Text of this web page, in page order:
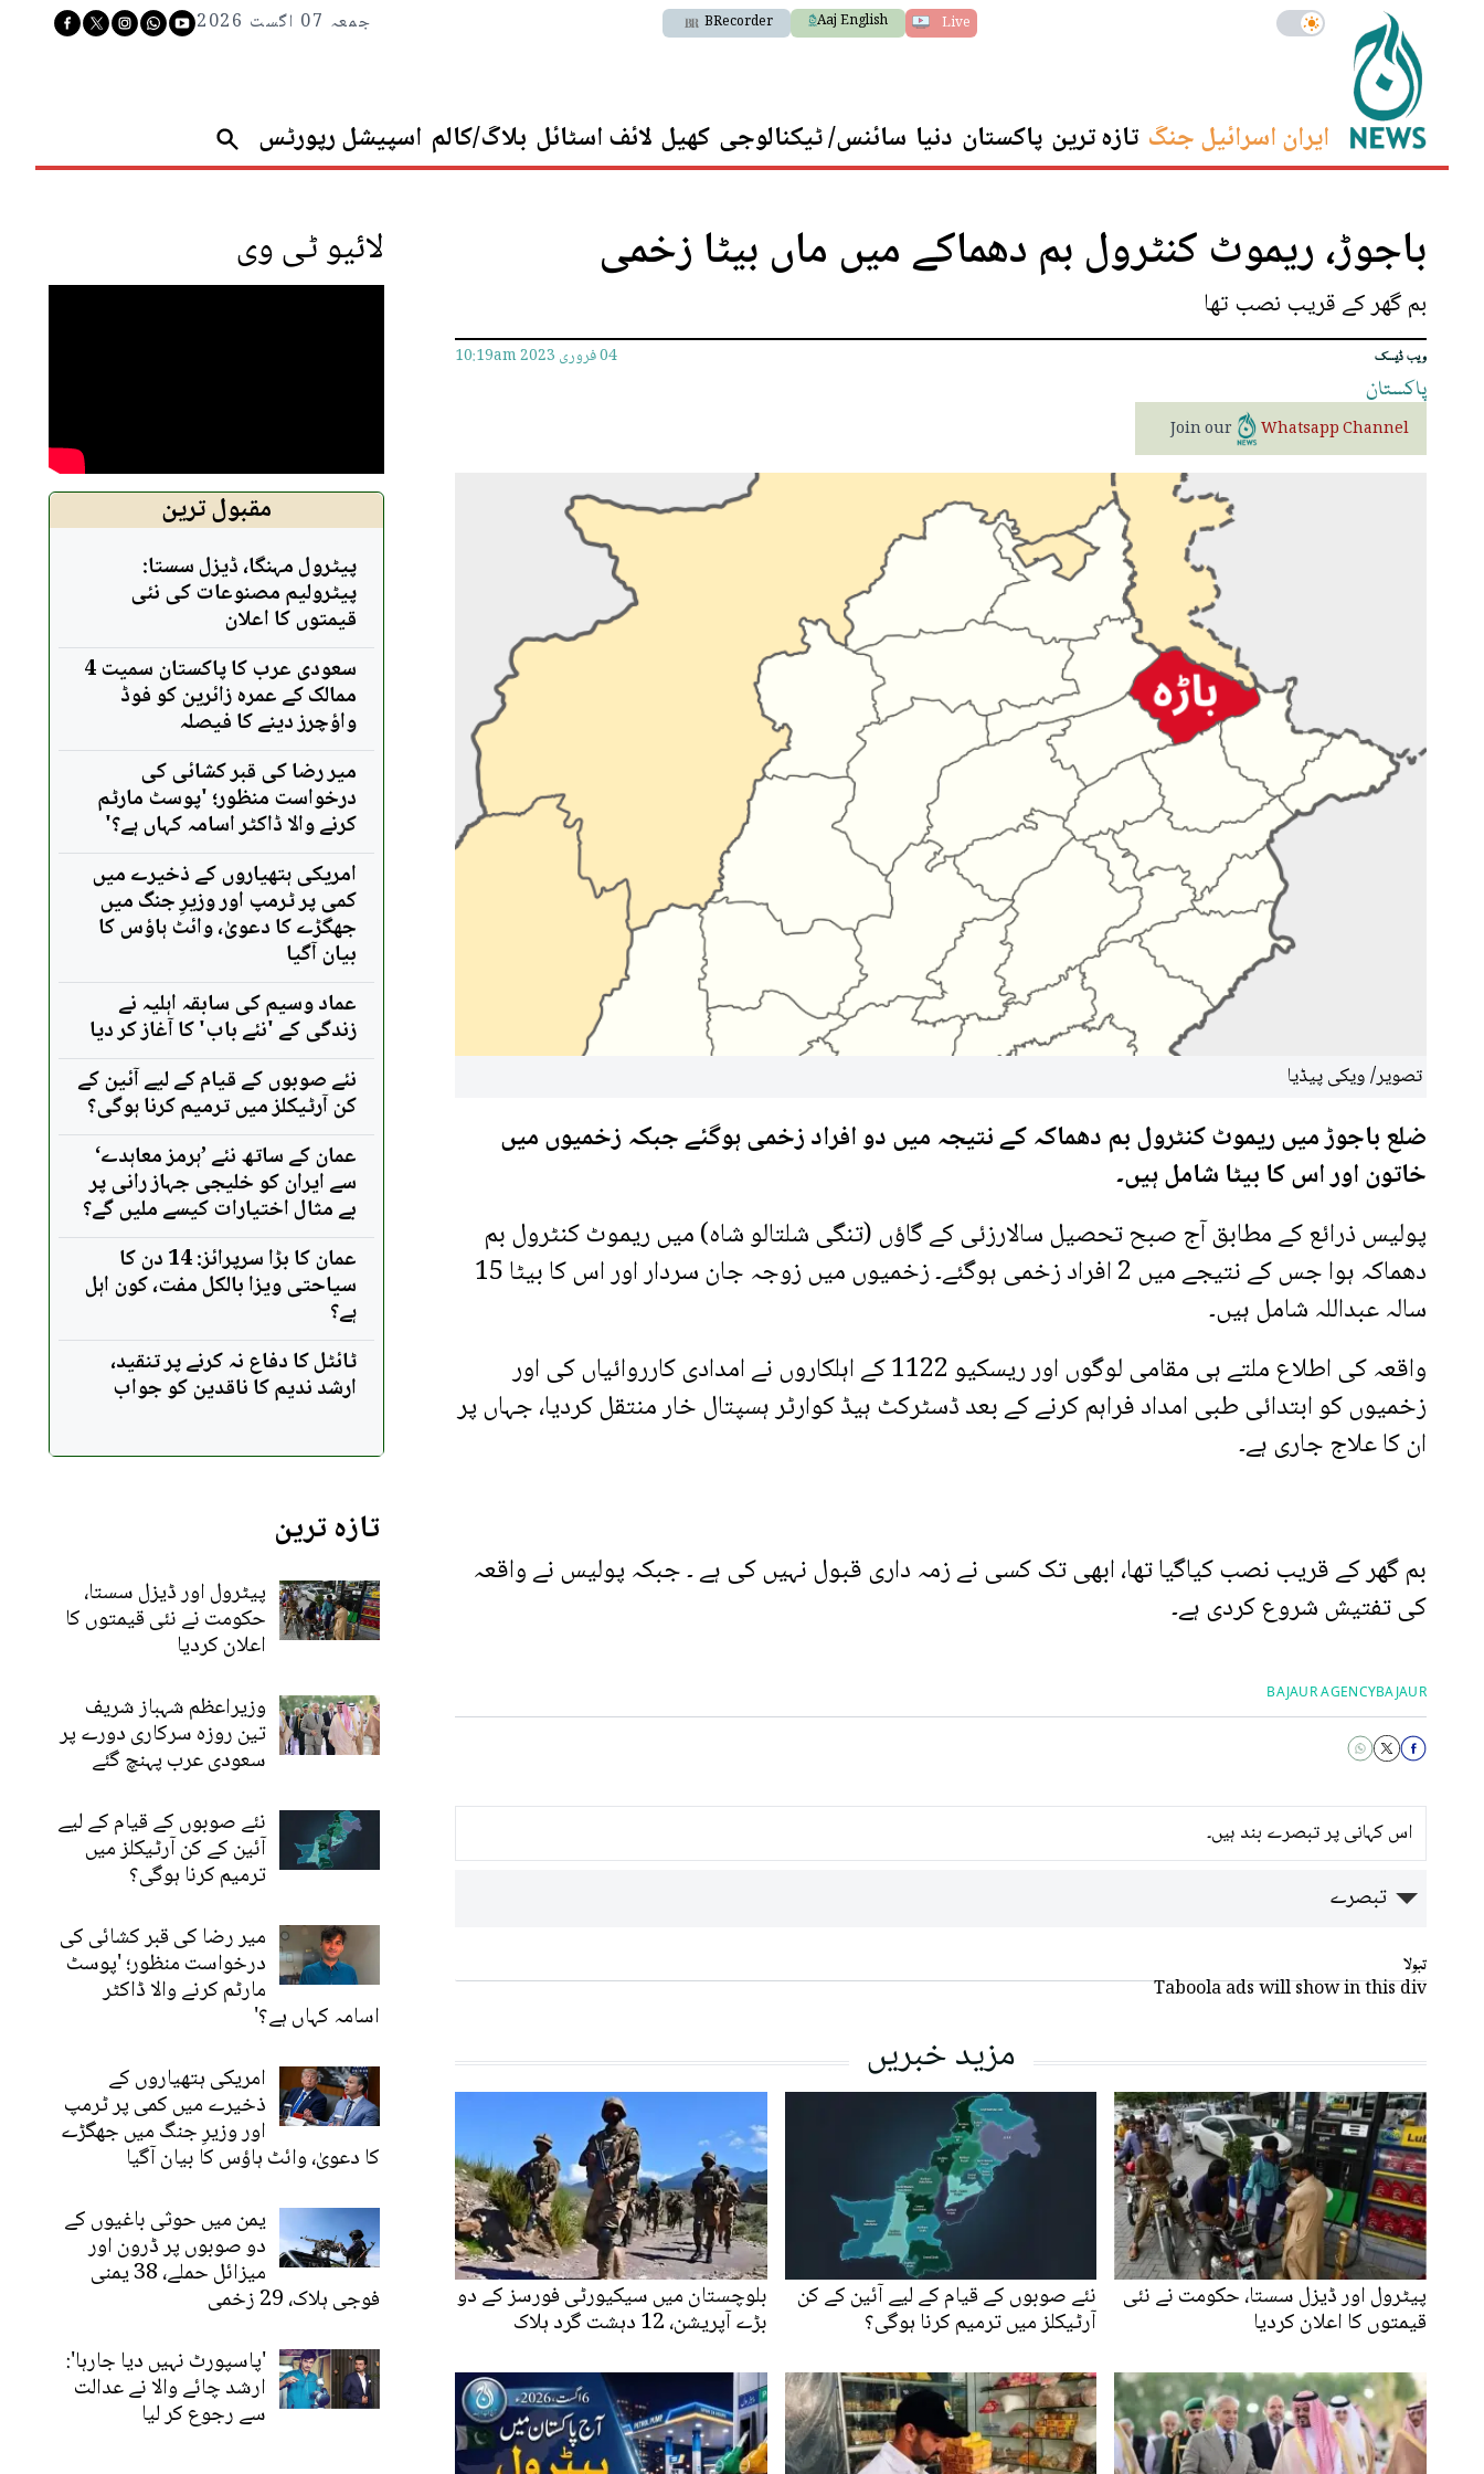
Live
Aaj English
BRecorder جمعہ 07 اگست 2026
ایران اسرائیل جنگ تازہ ترین پاکستان دنیا سائنس/ ٹیکنالوجی کھیل لائف اسٹائل بلاگ/کالم اسپیشل رپورٹس
باجوڑ، ریموٹ کنٹرول بم دھماکے میں ماں بیٹا زخمی
بم گھر کے قریب نصب تھا
ویب ڈیسک 04 فروری 2023 10:19am
پاکستان
Join our Whatsapp Channel
تصویر/ ویکی پیڈیا
ضلع باجوڑ میں ریموٹ کنٹرول بم دھماکہ کے نتیجہ میں دو افراد زخمی ہوگئے جبکہ زخمیوں میں
خاتون اور اس کا بیٹا شامل ہیں۔
پولیس ذرائع کے مطابق آج صبح تحصیل سالارزئی کے گاؤں (تنگی شلتالو شاہ) میں ریموٹ کنٹرول بم
دھماکہ ہوا جس کے نتیجے میں 2 افراد زخمی ہوگئے۔ زخمیوں میں زوجہ جان سردار اور اس کا بیٹا 15
سالہ عبداللہ شامل ہیں۔
واقعہ کی اطلاع ملتے ہی مقامی لوگوں اور ریسکیو 1122 کے اہلکاروں نے امدادی کارروائیاں کی اور
زخمیوں کو ابتدائی طبی امداد فراہم کرنے کے بعد ڈسٹرکٹ ہیڈ کوارٹر ہسپتال خار منتقل کردیا، جہاں پر
ان کا علاج جاری ہے۔
بم گھر کے قریب نصب کیاگیا تھا، ابھی تک کسی نے زمہ داری قبول نہیں کی ہے ۔ جبکہ پولیس نے واقعہ
کی تفتیش شروع کردی ہے۔
BAJAUR
BAJAUR AGENCY
اس کہانی پر تبصرے بند ہیں۔
تبصرے
تبولا
Taboola ads will show in this div
مزید خبریں
پیٹرول اور ڈیزل سستا، حکومت نے نئی
قیمتوں کا اعلان کردیا
نئے صوبوں کے قیام کے لیے آئین کے کن
آرٹیکلز میں ترمیم کرنا ہوگی؟
بلوچستان میں سیکیورٹی فورسز کے دو
بڑے آپریشن، 12 دہشت گرد ہلاک
لائیو ٹی وی
مقبول ترین
پیٹرول مہنگا، ڈیزل سستا:
پیٹرولیم مصنوعات کی نئی
قیمتوں کا اعلان
سعودی عرب کا پاکستان سمیت 4
ممالک کے عمرہ زائرین کو فوڈ
واؤچرز دینے کا فیصلہ
میر رضا کی قبر کشائی کی
درخواست منظور؛ 'پوسٹ مارٹم
کرنے والا ڈاکٹر اسامہ کہاں ہے؟'
امریکی ہتھیاروں کے ذخیرے میں
کمی پر ٹرمپ اور وزیرِ جنگ میں
جھگڑے کا دعویٰ، وائٹ ہاؤس کا
بیان آگیا
عماد وسیم کی سابقہ اہلیہ نے
زندگی کے 'نئے باب' کا آغاز کر دیا
نئے صوبوں کے قیام کے لیے آئین کے
کن آرٹیکلز میں ترمیم کرنا ہوگی؟
عمان کے ساتھ نئے ’ہرمز معاہدے‘
سے ایران کو خلیجی جہاز رانی پر
بے مثال اختیارات کیسے ملیں گے؟
عمان کا بڑا سرپرائز: 14 دن کا
سیاحتی ویزا بالکل مفت، کون اہل
ہے؟
ٹائٹل کا دفاع نہ کرنے پر تنقید،
ارشد ندیم کا ناقدین کو جواب
تازہ ترین
پیٹرول اور ڈیزل سستا،
حکومت نے نئی قیمتوں کا
اعلان کردیا
وزیراعظم شہباز شریف
تین روزہ سرکاری دورے پر
سعودی عرب پہنچ گئے
نئے صوبوں کے قیام کے لیے
آئین کے کن آرٹیکلز میں
ترمیم کرنا ہوگی؟
میر رضا کی قبر کشائی کی
درخواست منظور؛ 'پوسٹ
مارٹم کرنے والا ڈاکٹر
اسامہ کہاں ہے؟'
امریکی ہتھیاروں کے
ذخیرے میں کمی پر ٹرمپ
اور وزیرِ جنگ میں جھگڑے
کا دعویٰ، وائٹ ہاؤس کا بیان آگیا
یمن میں حوثی باغیوں کے
دو صوبوں پر ڈرون اور
میزائل حملے، 38 یمنی
فوجی ہلاک، 29 زخمی
'پاسپورٹ نہیں دیا جارہا':
ارشد چائے والا نے عدالت
سے رجوع کر لیا